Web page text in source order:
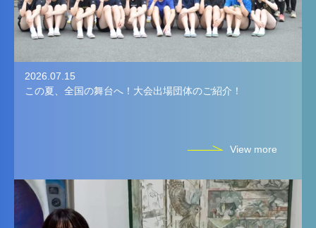
2026.07.15
この夏、全国の舞台へ！大会出場団体のご紹介！
View more